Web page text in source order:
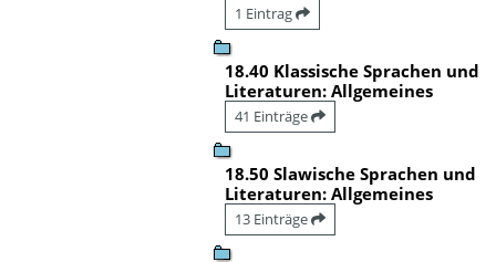
1 Eintrag
18.40 Klassische Sprachen und
Literaturen: Allgemeines
41 Einträge
18.50 Slawische Sprachen und
Literaturen: Allgemeines
13 Einträge